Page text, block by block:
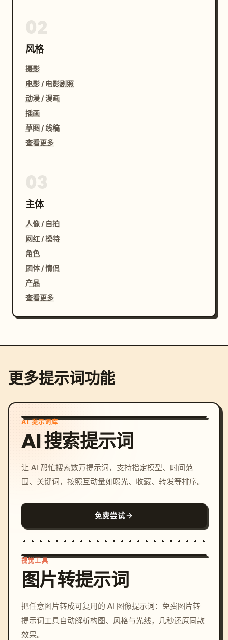
风格
摄影
电影 / 电影剧照
动漫 / 漫画
插画
草图 / 线稿
查看更多
主体
人像 / 自拍
网红 / 模特
角色
团体 / 情侣
产品
查看更多
更多提示词功能
AI 提示词库
AI 搜索提示词
让 AI 帮忙搜索数万提示词，支持指定模型、时间范
围、关键词，按照互动量如曝光、收藏、转发等排序。
免费尝试
c, cyberpunk sunset, neon
colors, 8k --v 6.0
视觉工具
图片转提示词
把任意图片转成可复用的 AI 图像提示词：免费图片转
提示词工具自动解析构图、风格与光线，几秒还原同款
效果。